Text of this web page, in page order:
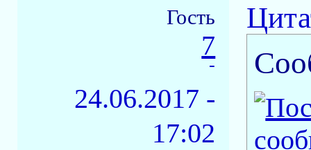
Гость
7
-
24.06.2017 -
17:02